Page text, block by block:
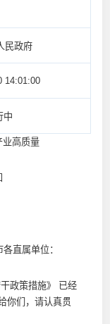
民政府
14:01:00
中
业高质量
直属单位：
政策措施》 已经
你们，请认真贯